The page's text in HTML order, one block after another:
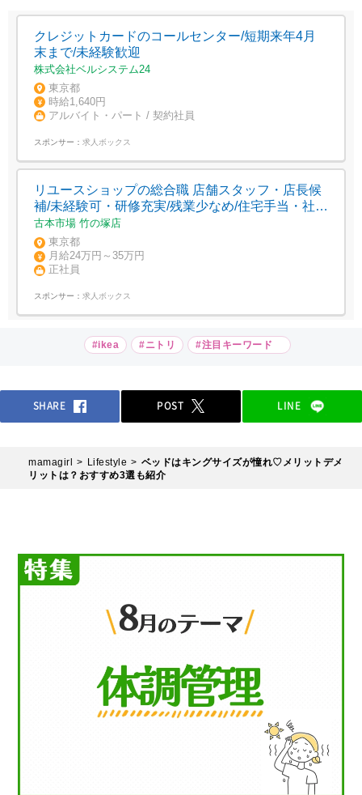
クレジットカードのコールセンター/短期来年4月
末まで/未経験歓迎
株式会社ベルシステム24
東京都
時給1,640円
アルバイト・パート / 契約社員
スポンサー： 求人ボックス
リユースショップの総合職 店舗スタッフ・店長候
補/未経験可・研修充実/残業少なめ/住宅手当・社宅
制度
古本市場 竹の塚店
東京都
月給24万円～35万円
正社員
スポンサー： 求人ボックス
#ikea #ニトリ #注目キーワード
SHARE POST LINE
mamagirl Lifestyle
ベッドはキングサイズが憧れ♡メリットデメ
リットは？おすすめ3選も紹介